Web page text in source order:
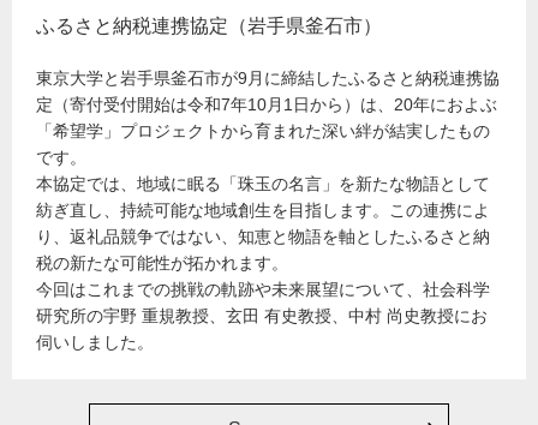
ふるさと納税連携協定（岩手県釜石市）
東京大学と岩手県釜石市が9月に締結したふるさと納税連携協
定（寄付受付開始は令和7年10月1日から）は、20年におよぶ
「希望学」プロジェクトから育まれた深い絆が結実したもの
です。
本協定では、地域に眠る「珠玉の名言」を新たな物語として
紡ぎ直し、持続可能な地域創生を目指します。この連携によ
り、返礼品競争ではない、知恵と物語を軸としたふるさと納
税の新たな可能性が拓かれます。
今回はこれまでの挑戦の軌跡や未来展望について、社会科学
研究所の宇野 重規教授、玄田 有史教授、中村 尚史教授にお
伺いしました。